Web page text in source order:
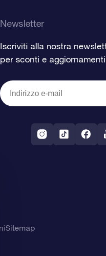
Newsletter
Iscriviti alla nostra
per sconti e
Sitemap